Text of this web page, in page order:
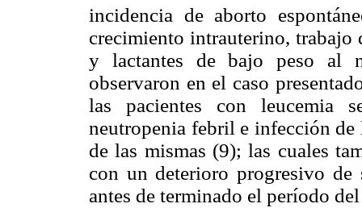
incidencia de aborto
crecimiento intrauterino, trabajo
y lactantes de bajo peso al
observaron en el caso
las pacientes con leucemia
neutropenia febril e infección
de las mismas (9); las cuales
con un deterioro progresivo de
antes de terminado el período